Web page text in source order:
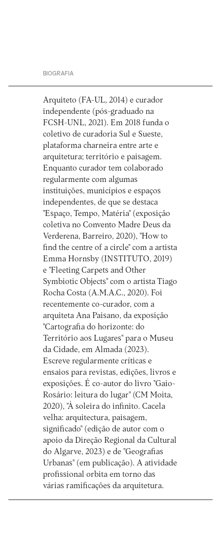
BIOGRAFIA
Arquiteto (FA-UL, 2014) e curador
independente (pós-graduado na
FCSH-UNL, 2021). Em 2018 funda o
coletivo de curadoria Sul e Sueste,
plataforma charneira entre arte e
arquitetura; território e paisagem.
Enquanto curador tem colaborado
regularmente com algumas
instituições, municípios e espaços
independentes, de que se destaca
"Espaço, Tempo, Matéria" (exposição
coletiva no Convento Madre Deus da
Verderena, Barreiro, 2020), "How to
find the centre of a circle" com a artista
Emma Hornsby (INSTITUTO, 2019)
e "Fleeting Carpets and Other
Symbiotic Objects" com o artista Tiago
Rocha Costa (A.M.A.C., 2020). Foi
recentemente co-curador, com a
arquiteta Ana Paisano, da exposição
"Cartografia do horizonte: do
Território aos Lugares" para o Museu
da Cidade, em Almada (2023).
Escreve regularmente críticas e
ensaios para revistas, edições, livros e
exposições. É co-autor do livro "Gaio-
Rosário: leitura do lugar" (CM Moita,
2020), "À soleira do infinito. Cacela
velha: arquitectura, paisagem,
significado" (edição de autor com o
apoio da Direção Regional da Cultural
do Algarve, 2023) e de "Geografias
Urbanas" (em publicação). A atividade
profissional orbita em torno das
várias ramificações da arquitetura.